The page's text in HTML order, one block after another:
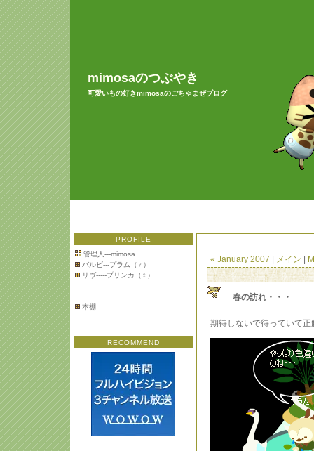
mimosaのつぶやき
可愛いもの好きmimosaのごちゃまぜブログ
PROFILE
管理人---mimosa
バルビ---プラム（♀）
リヴ-----プリンカ（♀）
本棚
RECOMMEND
« January 2007 メイン
春の訪れ・・・
期待しないで待っていて